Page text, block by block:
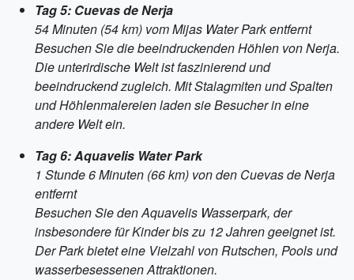
Tag 5: Cuevas de Nerja
54 Minuten (54 km) vom Mijas Water Park entfernt
Besuchen Sie die beeindruckenden Höhlen von Nerja.
Die unterirdische Welt ist faszinierend und
beeindruckend zugleich. Mit Stalagmiten und Spalten
und Höhlenmalereien laden sie Besucher in eine
andere Welt ein.
Tag 6: Aquavelis Water Park
1 Stunde 6 Minuten (66 km) von den Cuevas de Nerja
entfernt
Besuchen Sie den Aquavelis Wasserpark, der
insbesondere für Kinder bis zu 12 Jahren geeignet ist.
Der Park bietet eine Vielzahl von Rutschen, Pools und
wasserbesessenen Attraktionen.